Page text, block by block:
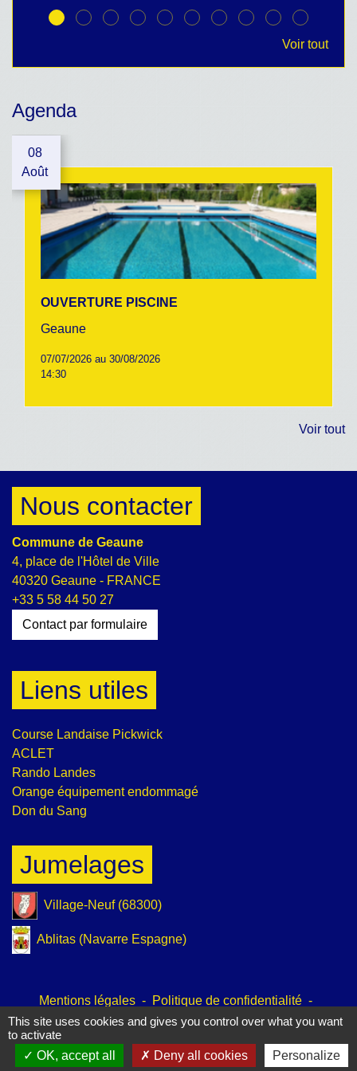
Voir tout
Agenda
08
Août
OUVERTURE PISCINE
Geaune
07/07/2026 au 30/08/2026
14:30
Voir tout
Nous contacter
Commune de Geaune
4, place de l'Hôtel de Ville
40320 Geaune - FRANCE
+33 5 58 44 50 27
Contact par formulaire
Liens utiles
Course Landaise Pickwick
ACLET
Rando Landes
Orange équipement endommagé
Don du Sang
Jumelages
Village-Neuf (68300)
Ablitas (Navarre Espagne)
Mentions légales - Politique de confidentialité -
Accessibilité - Plan du site - Gestion des cookies
Site créé en partenariat avec Réseau des Communes
This site uses cookies and gives you control over what you want
to activate
OK, accept all
Deny all cookies Personalize